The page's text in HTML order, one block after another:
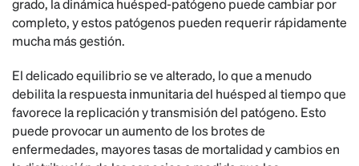
grado, la dinámica huésped-patógeno puede cambiar por
completo, y estos patógenos pueden requerir rápidamente
mucha más gestión.
El delicado equilibrio se ve alterado, lo que a menudo
debilita la respuesta inmunitaria del huésped al tiempo que
favorece la replicación y transmisión del patógeno. Esto
puede provocar un aumento de los brotes de
enfermedades, mayores tasas de mortalidad y cambios en